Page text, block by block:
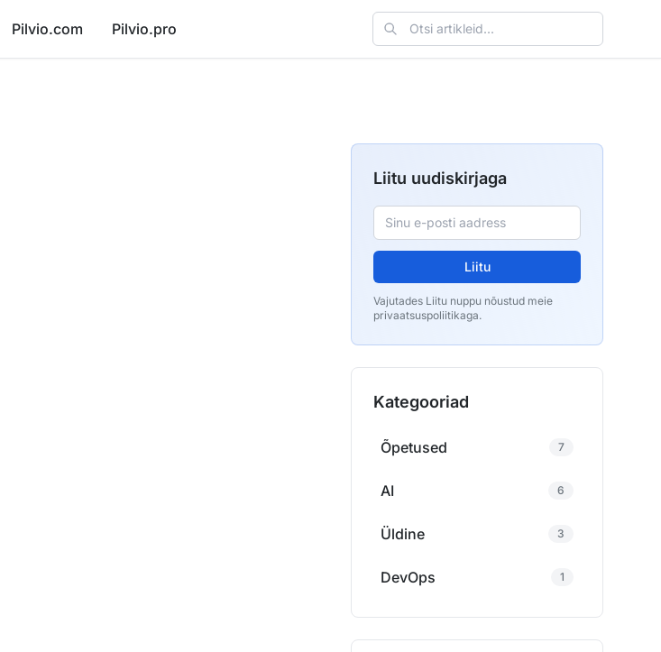
Pilvio.com Pilvio.pro
Liitu uudiskirjaga
Liitu
Vajutades Liitu nuppu nõustud meie
privaatsuspoliitikaga.
Kategooriad
Õpetused 7
AI 6
Üldine 3
DevOps 1